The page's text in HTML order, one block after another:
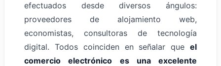
efectuados desde diversos ángulos:
proveedores de alojamiento web,
economistas, consultoras de tecnología
digital. Todos coinciden en señalar que el
comercio electrónico es una excelente